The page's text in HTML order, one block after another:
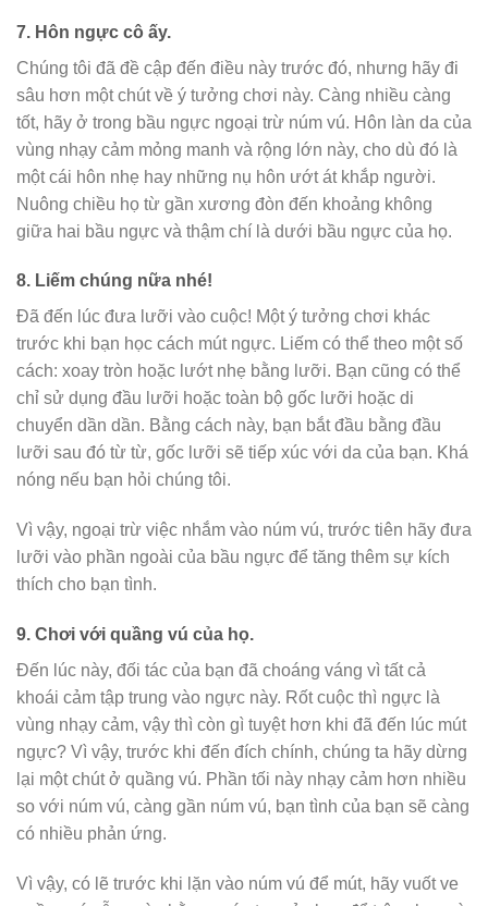
7. Hôn ngực cô ấy.
Chúng tôi đã đề cập đến điều này trước đó, nhưng hãy đi
sâu hơn một chút về ý tưởng chơi này. Càng nhiều càng
tốt, hãy ở trong bầu ngực ngoại trừ núm vú. Hôn làn da của
vùng nhạy cảm mỏng manh và rộng lớn này, cho dù đó là
một cái hôn nhẹ hay những nụ hôn ướt át khắp người.
Nuông chiều họ từ gần xương đòn đến khoảng không
giữa hai bầu ngực và thậm chí là dưới bầu ngực của họ.
8. Liếm chúng nữa nhé!
Đã đến lúc đưa lưỡi vào cuộc! Một ý tưởng chơi khác
trước khi bạn học cách mút ngực. Liếm có thể theo một số
cách: xoay tròn hoặc lướt nhẹ bằng lưỡi. Bạn cũng có thể
chỉ sử dụng đầu lưỡi hoặc toàn bộ gốc lưỡi hoặc di
chuyển dần dần. Bằng cách này, bạn bắt đầu bằng đầu
lưỡi sau đó từ từ, gốc lưỡi sẽ tiếp xúc với da của bạn. Khá
nóng nếu bạn hỏi chúng tôi.
Vì vậy, ngoại trừ việc nhắm vào núm vú, trước tiên hãy đưa
lưỡi vào phần ngoài của bầu ngực để tăng thêm sự kích
thích cho bạn tình.
9. Chơi với quầng vú của họ.
Đến lúc này, đối tác của bạn đã choáng váng vì tất cả
khoái cảm tập trung vào ngực này. Rốt cuộc thì ngực là
vùng nhạy cảm, vậy thì còn gì tuyệt hơn khi đã đến lúc mút
ngực? Vì vậy, trước khi đến đích chính, chúng ta hãy dừng
lại một chút ở quầng vú. Phần tối này nhạy cảm hơn nhiều
so với núm vú, càng gần núm vú, bạn tình của bạn sẽ càng
có nhiều phản ứng.
Vì vậy, có lẽ trước khi lặn vào núm vú để mút, hãy vuốt ve